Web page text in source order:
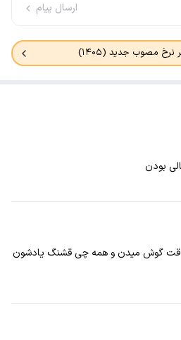
ارسال پیام
مصوب جدید (۱۴۰۵)
بودن
گوش میدن و همه چی قشنگ یادشون